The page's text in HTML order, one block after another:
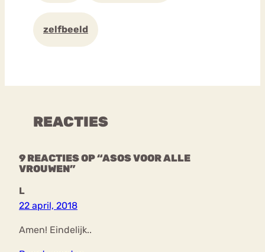
zelfbeeld
REACTIES
9 REACTIES OP “ASOS VOOR ALLE
VROUWEN”
L
22 april, 2018
Amen! Eindelijk..